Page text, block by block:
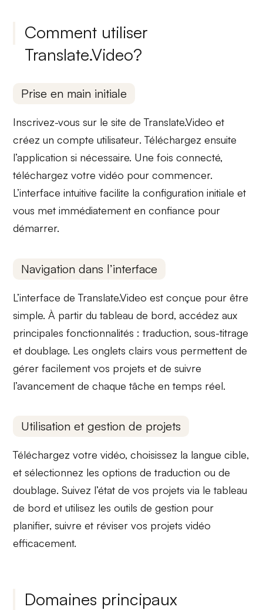
Comment utiliser
Translate.Video?
Prise en main initiale
Inscrivez-vous sur le site de Translate.Video et
créez uncompte utilisateur. Téléchargez ensuite
l’application si nécessaire. Une fois connecté,
téléchargez votre vidéo pour commencer.
L’interface intuitive facilite la configuration initiale et
vous met immédiatement en confiance pour
démarrer.
Navigation dans l’interface
L’interface de Translate.Video est conçue pour être
simple. À partir dutableau de bord, accédez aux
principales fonctionnalités : traduction, sous-titrage
et doublage. Lesonglets clairs vous permettent de
gérer facilement vos projets et de suivre
l’avancement de chaque tâche en temps réel.
Utilisation et gestion de projets
Téléchargez votre vidéo, choisissez la langue cible,
et sélectionnez les options detraduction ou de
doublage. Suivez l’état de vos projets via letableau
de bord et utilisez les outils degestion pour
planifier, suivre et réviser vos projets vidéo
efficacement.
Domaines principaux